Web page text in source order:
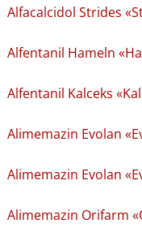
Alfacalcidol Strides
Alfentanil Hameln
Alfentanil Kalceks
Alimemazin Evolan
Alimemazin Evolan
Alimemazin Orifarm